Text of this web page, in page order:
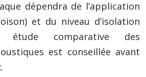
dépendra de l’application
et du niveau d’isolation
étude comparative des
est conseillée avant